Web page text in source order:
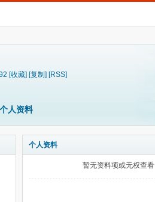
[收藏] [复制] [RSS]
个人资料
个人资料
暂无资料项或无权查看